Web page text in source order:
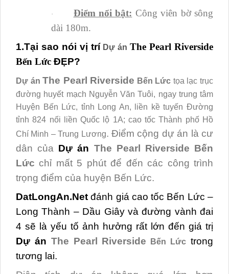
· Điểm nổi bật: Công viên bờ sông
dài 180m.
1.Tại sao nói vị trí Dự ánThe Pearl Riverside
Bến Lức ĐẸP?
Dự ánThe Pearl Riverside Bến Lức tọa lạc trục
đường huyết mạch Nguyễn Văn Tuôi, ngay trung tâm
Huyện Bến Lức, tỉnh Long An, liền kề tuyến Đường
tỉnh 824 nối liền Quốc lộ 1A; cao tốc Thành phố Hồ
Chí Minh – Trung Lương.Điểm cộng dự án là cư
dân của Dự án The Pearl Riverside Bến
Lức chỉ mất 5 phút để đến các công trình
trọng điểm của huyện Bến Lức.
DatLongAn.Net đánh giá cao tốc Bến Lức –
Long Thành – Dầu Giây và đường vành đai
4 sẽ là yếu tố ảnh hưởng rất lớn đến giá trị
Dự án The Pearl Riverside Bến Lức trong
tương lai.